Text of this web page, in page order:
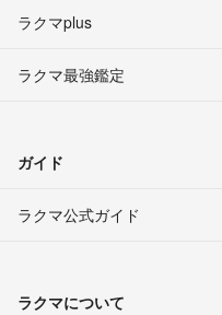
ラクマplus
ラクマ最強鑑定
ガイド
ラクマ公式ガイド
ラクマについて